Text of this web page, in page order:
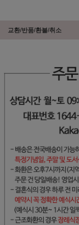
교환/반품/환불/취소